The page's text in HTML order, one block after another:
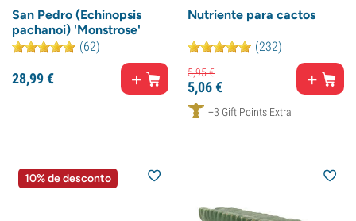
San Pedro (Echinopsis
pachanoi) 'Monstrose'
(62)
28,99€
Nutriente para cactos
(232)
5,95€
5,06€
+3 Gift Points Extra
10% de desconto